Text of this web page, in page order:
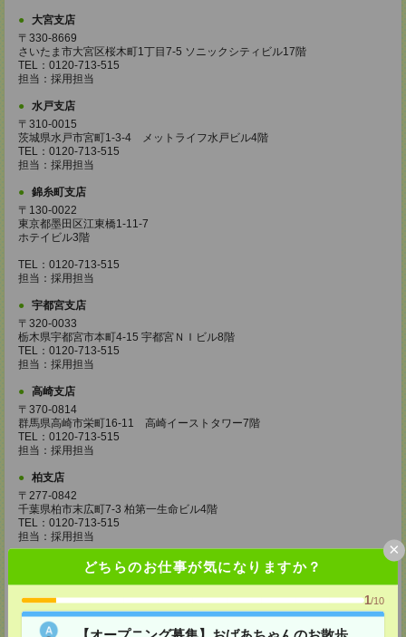
どちらのお仕事が気になりますか？
1/10
×
大宮支店
〒330-8669
さいたま市大宮区桜木町1丁目7-5 ソニックシティビル17階
TEL：0120-713-515
担当：採用担当
水戸支店
〒310-0015
茨城県水戸市宮町1-3-4 メットライフ水戸ビル4階
TEL：0120-713-515
担当：採用担当
錦糸町支店
〒130-0022
東京都墨田区江東橋1-11-7
ホテイビル3階
TEL：0120-713-515
担当：採用担当
宇都宮支店
〒320-0033
栃木県宇都宮市本町4-15 宇都宮ＮＩビル8階
TEL：0120-713-515
担当：採用担当
高崎支店
〒370-0814
群馬県高崎市栄町16-11 高崎イーストタワー7階
TEL：0120-713-515
担当：採用担当
柏支店
〒277-0842
千葉県柏市末広町7-3 柏第一生命ビル4階
TEL：0120-713-515
担当：採用担当
東京都八王子市東町1－6 橋完ＬＫビル 3階
TEL：0120-713-515
担当：採用担当